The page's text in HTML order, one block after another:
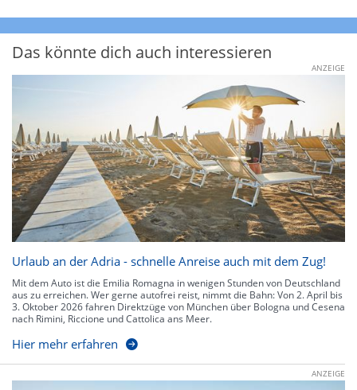
Das könnte dich auch interessieren
ANZEIGE
Urlaub an der Adria - schnelle Anreise auch mit dem Zug!
Mit dem Auto ist die Emilia Romagna in wenigen Stunden von Deutschland
aus zu erreichen. Wer gerne autofrei reist, nimmt die Bahn: Von 2. April bis
3. Oktober 2026 fahren Direktzüge von München über Bologna und Cesena
nach Rimini, Riccione und Cattolica ans Meer.
Hier mehr erfahren
ANZEIGE